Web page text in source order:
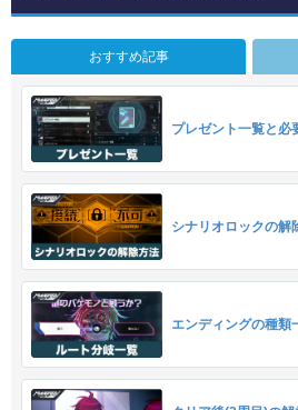
おすすめ記事
プレゼント一覧と必
シナリオロックの解
エンディングの種類